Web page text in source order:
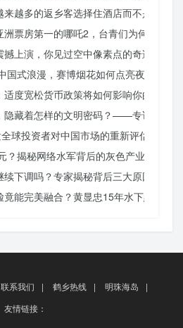
越多的返乡客选择住酒店而不是家里？
票房第一的哪吒2，台青们为何如此惊
上演，你见过空中像素点的奇迹吗？
式浪漫，赛博烟花如何点亮夜空？
度宽松货币政策将如何影响你的消费？
隐藏着怎样的文明密码？——专访南京
球投资者对中国市场的重新评估？
？揭秘网络水军背后的灰色产业链
下调吗？专家揭秘背后三大原因
能完美融合？黄显忠15年水下默剧惊
联系我们 | 鹤乡热线 | 明珠海岛
|
友情链接：